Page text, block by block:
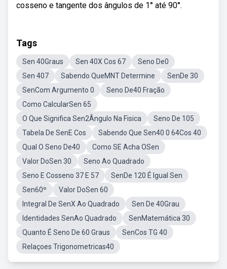
cosseno e tangente dos ângulos de 1° até 90°.
Tags
Sen 40Graus Sen 40X Cos 67
Seno De0
Sen 407
Sabendo QueMNT Determine
SenDe 30
SenCom Argumento 0
Seno De40 Fração
Como CalcularSen 65
O Que Significa Sen2Ângulo Na Fisica
Seno De 105
Tabela De SenE Cos
Sabendo Que Sen40 0 64Cos 40
Qual O Seno De40
Como SE Acha OSen
Valor DoSen 30
Seno Ao Quadrado
Seno E Cosseno 37 E 57
SenDe 120 É Igual Sen
Sen60º
Valor DoSen 60
Integral De SenX Ao Quadrado
Sen De 40Grau
Identidades SenAo Quadrado
SenMatemática 30
Quanto É Seno De 60 Graus
SenCos TG 40
Relaçoes Trigonometricas40